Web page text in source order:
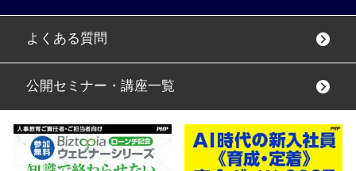
よくある質問
公開セミナー・講座一覧